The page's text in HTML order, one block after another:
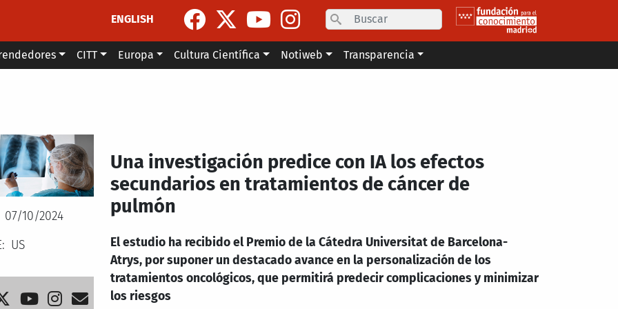
ENGLISH
Search
CITT Europa Cultura Científica Notiweb Transparencia
07/10/2024
US
Una investigación predice con IA los efectos
secundarios en tratamientos de cáncer de
pulmón
El estudio ha recibido el Premio de la Cátedra Universitat de Barcelona-
Atrys, por suponer un destacado avance en la personalización de los
tratamientos oncológicos, que permitirá predecir complicaciones y minimizar
los riesgos